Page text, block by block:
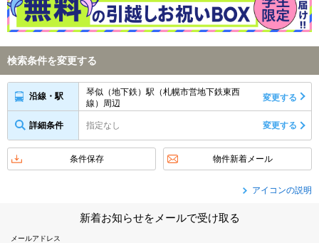
検索条件を変更する
沿線・駅
琴似（地下鉄）駅（札幌市営地下鉄東西
線）周辺
変更する
詳細条件 指定なし 変更する
条件保存 物件新着メール
アイコンの説明
新着お知らせをメールで受け取る
メールアドレス